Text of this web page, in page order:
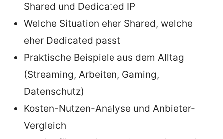
Shared und Dedicated IP
Welche Situation eher Shared, welche
eher Dedicated passt
Praktische Beispiele aus dem Alltag
(Streaming, Arbeiten, Gaming,
Datenschutz)
Kosten-Nutzen-Analyse und Anbieter-
Vergleich